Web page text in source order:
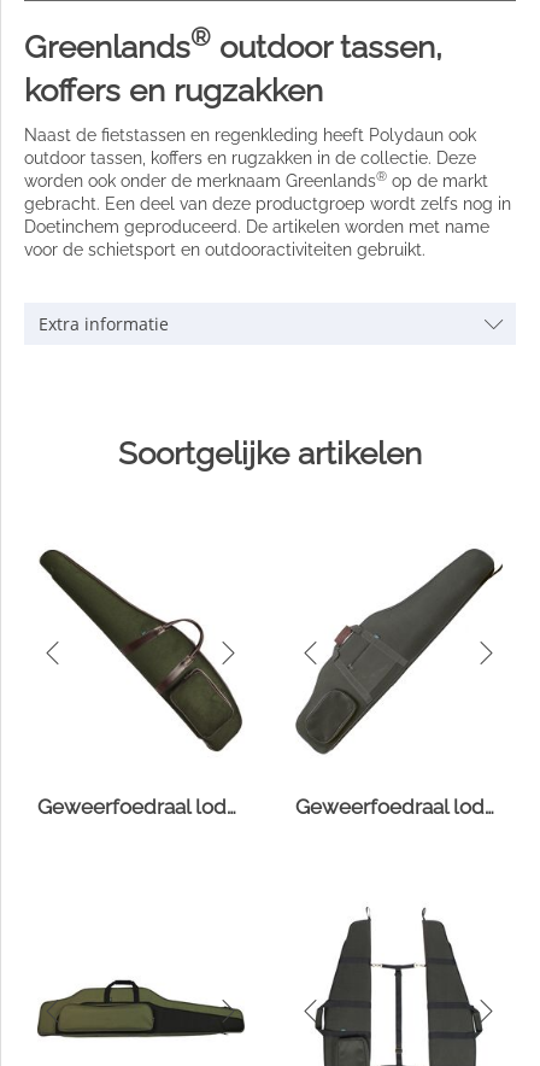
Greenlands® outdoor tassen,
koffers en rugzakken
Naast de fietstassen en regenkleding heeft Polydaun ook
outdoor tassen, koffers en rugzakken in de collectie. Deze
worden ook onder de merknaam Greenlands® op de markt
gebracht. Een deel van deze productgroep wordt zelfs nog in
Doetinchem geproduceerd. De artikelen worden met name
voor de schietsport en outdooractiviteiten gebruikt.
Extra informatie
Soortgelijke artikelen
Geweerfoedraal loden met voorzak Geweerfoedraal loden hoog model